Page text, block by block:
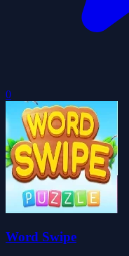
0
Word Swipe